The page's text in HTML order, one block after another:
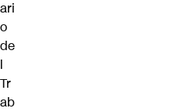
ari
o
de
l
Tr
ab